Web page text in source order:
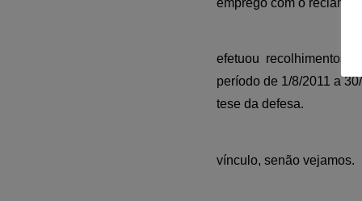
emprego com o
efetuou recolhimentos
período de 1/8/2011 a
tese da defesa.
vínculo, senão vejamos.